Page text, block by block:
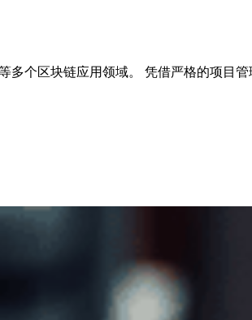
个区块链应用领域。 凭借严格的项目